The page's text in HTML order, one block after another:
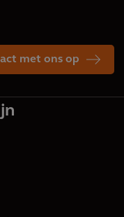
met ons op